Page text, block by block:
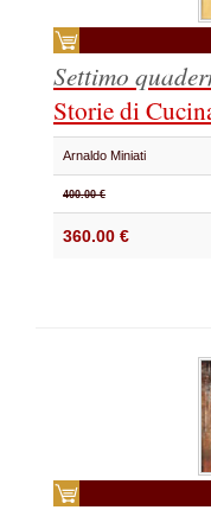
Settimo
Storie di
Arnaldo Miniati
400.00 €
360.00 €